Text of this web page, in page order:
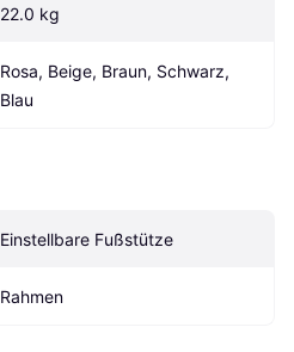
22.0 kg
Rosa, Beige, Braun, Schwarz,
Blau
Einstellbare Fußstütze
Rahmen